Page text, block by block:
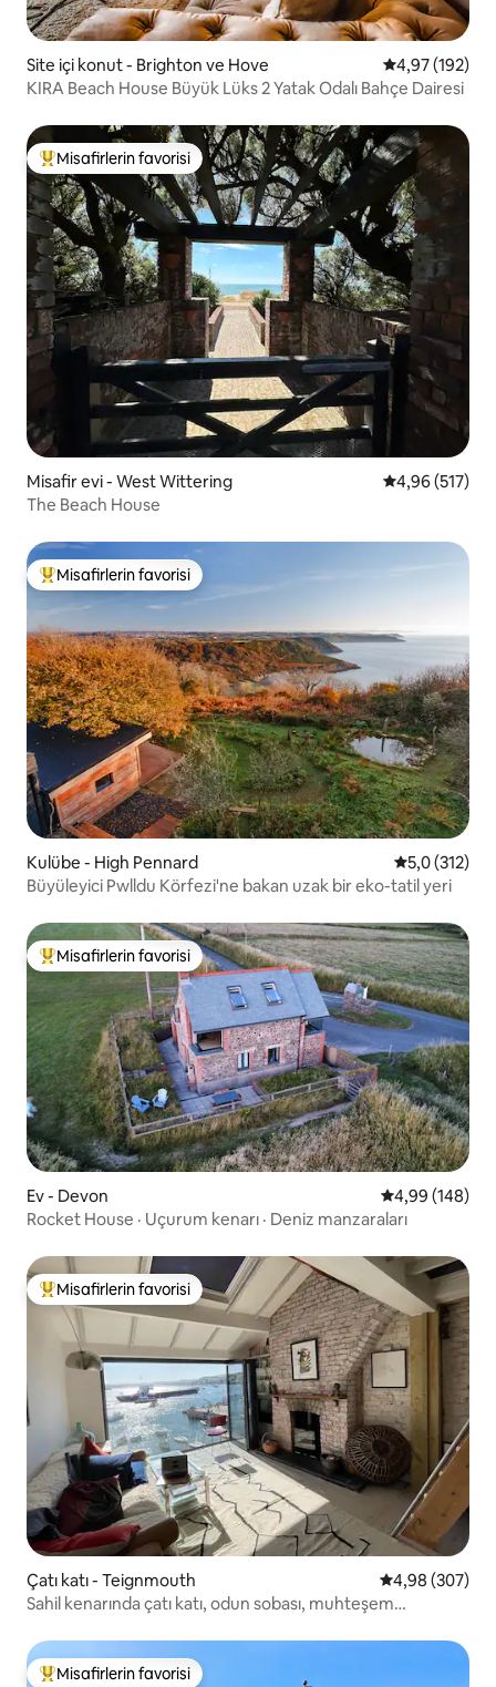
Site içi konut - Brighton ve Hove 5 üzerinden
4,97 (192)
KIRA Beach House Büyük Lüks 2 Yatak Odalı Bahçe Dairesi
Misafirlerin favorilerinden en beğenilenler arasında
Misafirlerin favorisi
Misafir evi - West Wittering 5 üzerinden
4,96 (517)
The Beach House
Misafirlerin favorilerinden en beğenilenler arasında
Misafirlerin favorisi
Kulübe - High Pennard 5 üzerinden
5,0 (312)
Büyüleyici Pwlldu Körfezi'ne bakan uzak bir eko-tatil yeri
Misafirlerin favorilerinden en beğenilenler arasında
Misafirlerin favorisi
Ev - Devon 5 üzerinden
4,99 (148)
Rocket House · Uçurum kenarı · Deniz manzaraları
Misafirlerin favorilerinden en beğenilenler arasında
Misafirlerin favorisi
Çatı katı - Teignmouth 5 üzerinden
4,98 (307)
Sahil kenarında çatı katı, odun sobası, muhteşem
Misafirlerin favorisi